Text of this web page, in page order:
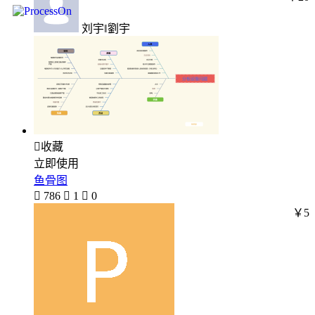
刘宇‖劉宇
收藏
立即使用
鱼骨图
 786  1  0
￥5